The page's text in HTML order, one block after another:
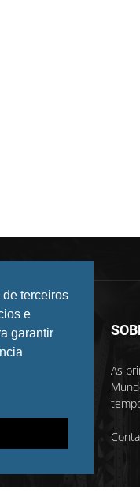
terceiros
e
garantir
As